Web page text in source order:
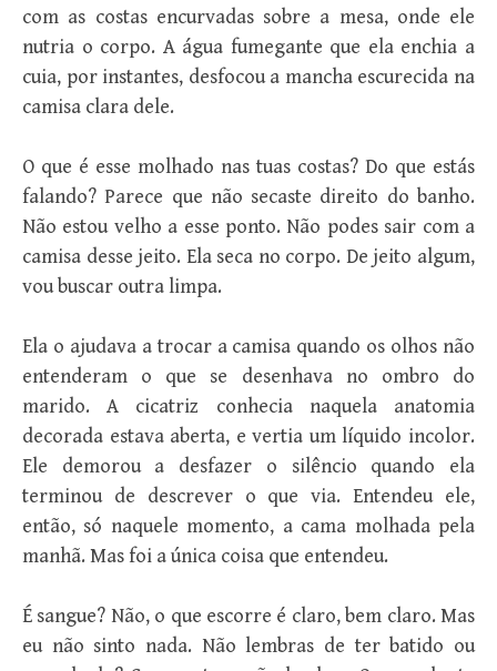
com as costas encurvadas sobre a mesa, onde ele
nutria o corpo. A água fumegante que ela enchia a
cuia, por instantes, desfocou a mancha escurecida na
camisa clara dele.
O que é esse molhado nas tuas costas? Do que estás
falando? Parece que não secaste direito do banho.
Não estou velho a esse ponto. Não podes sair com a
camisa desse jeito. Ela seca no corpo. De jeito algum,
vou buscar outra limpa.
Ela o ajudava a trocar a camisa quando os olhos não
entenderam o que se desenhava no ombro do
marido. A cicatriz conhecia naquela anatomia
decorada estava aberta, e vertia um líquido incolor.
Ele demorou a desfazer o silêncio quando ela
terminou de descrever o que via. Entendeu ele,
então, só naquele momento, a cama molhada pela
manhã. Mas foi a única coisa que entendeu.
É sangue? Não, o que escorre é claro, bem claro. Mas
eu não sinto nada. Não lembras de ter batido ou